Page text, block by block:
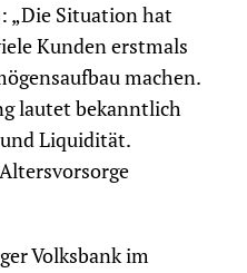
„Die Situation hat
Kunden erstmals
machen.
lautet bekanntlich
Liquidität.
Volksbank im